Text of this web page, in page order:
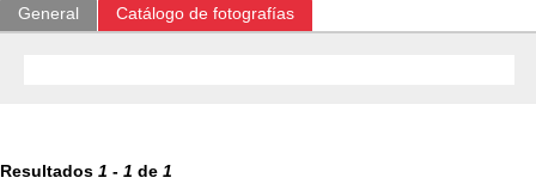
General Catálogo de fotografías
Resultados 1 - 1 de 1